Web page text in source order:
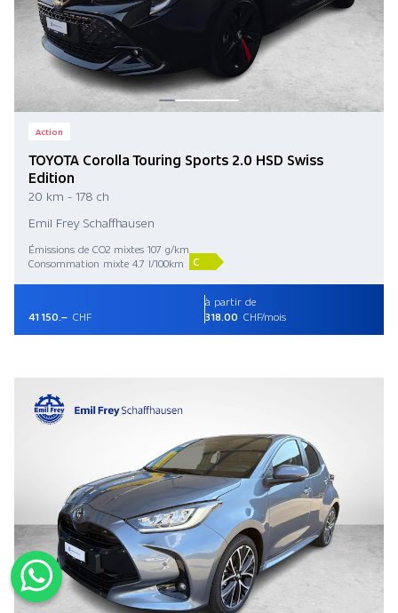
Action
TOYOTA Corolla Touring Sports 2.0 HSD Swiss
Edition
20 km - 178 ch
Emil Frey Schaffhausen
Émissions de CO2 mixtes 107 g/km
Consommation mixte 4.7 l/100km
C
41 150.– CHF
à partir de
318.00 CHF/mois